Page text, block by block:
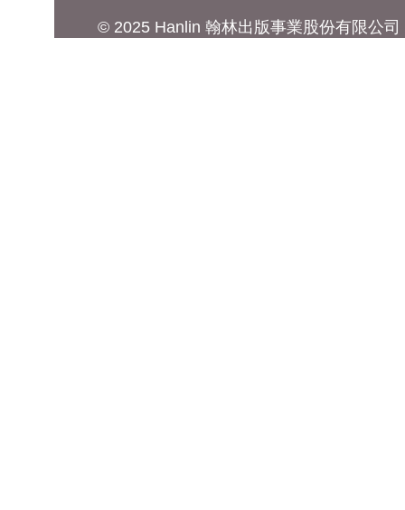
© 2025 Hanlin 翰林出版事業股份有限公司